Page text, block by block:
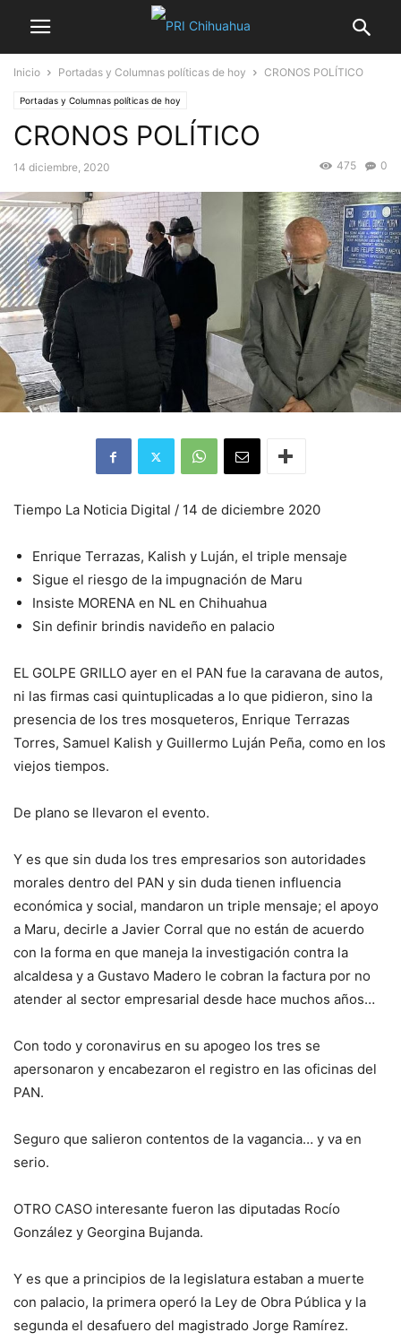
Inicio Portadas y Columnas políticas de hoy CRONOS POLÍTICO
Portadas y Columnas políticas de hoy
CRONOS POLÍTICO
14 diciembre, 2020 0
475
Tiempo La Noticia Digital / 14 de diciembre 2020
Enrique Terrazas, Kalish y Luján, el triple mensaje
Sigue el riesgo de la impugnación de Maru
Insiste MORENA en NL en Chihuahua
Sin definir brindis navideño en palacio
EL GOLPE GRILLO ayer en el PAN fue la caravana de autos,
ni las firmas casi quintuplicadas a lo que pidieron, sino la
presencia de los tres mosqueteros, Enrique Terrazas
Torres, Samuel Kalish y Guillermo Luján Peña, como en los
viejos tiempos.
De plano se llevaron el evento.
Y es que sin duda los tres empresarios son autoridades
morales dentro del PAN y sin duda tienen influencia
económica y social, mandaron un triple mensaje; el apoyo
a Maru, decirle a Javier Corral que no están de acuerdo
con la forma en que maneja la investigación contra la
alcaldesa y a Gustavo Madero le cobran la factura por no
atender al sector empresarial desde hace muchos años…
Con todo y coronavirus en su apogeo los tres se
apersonaron y encabezaron el registro en las oficinas del
PAN.
Seguro que salieron contentos de la vagancia… y va en
serio.
OTRO CASO interesante fueron las diputadas Rocío
González y Georgina Bujanda.
Y es que a principios de la legislatura estaban a muerte
con palacio, la primera operó la Ley de Obra Pública y la
segunda el desafuero del magistrado Jorge Ramírez.